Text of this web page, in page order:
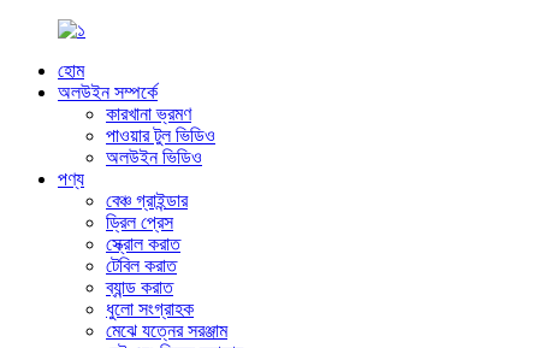
হোম
অলউইন সম্পর্কে
কারখানা ভ্রমণ
পাওয়ার টুল ভিডিও
অলউইন ভিডিও
পণ্য
বেঞ্চ গ্রাইন্ডার
ড্রিল প্রেস
স্ক্রোল করাত
টেবিল করাত
ব্যান্ড করাত
ধুলো সংগ্রাহক
মেঝে যত্নের সরঞ্জাম